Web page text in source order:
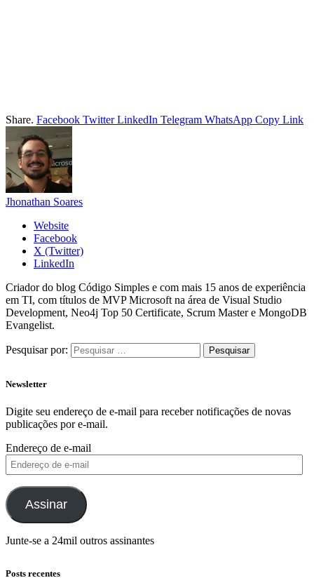
Share. Facebook Twitter LinkedIn Telegram WhatsApp Copy Link
Jhonathan Soares
Website
Facebook
X (Twitter)
LinkedIn
Criador do blog Código Simples e com mais 15 anos de experiência
em TI, com títulos de MVP Microsoft na área de Visual Studio
Development, Neo4j Top 50 Certificate, Scrum Master e MongoDB
Evangelist.
Pesquisar por:
Newsletter
Digite seu endereço de e-mail para receber notificações de novas
publicações por e-mail.
Endereço de e-mail
Assinar
Junte-se a 24mil outros assinantes
Posts recentes